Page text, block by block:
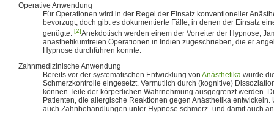
Operative Anwendung
Für Operationen wird in der Regel der Einsatz konventioneller
bevorzugt, doch gibt es dokumentierte Fälle, in denen der Einsatz
genügte.
[2]Anekdotisch werden einem der Vorreiter der Hypnose,
anästhetikumfreien Operationen in Indien zugeschrieben, die er
Hypnose durchführen konnte.
Zahnmedizinische Anwendung
Bereits vor der systematischen Entwicklung von Anästhetika wurde
Schmerzkontrolle eingesetzt. Vermutlich durch (kognitive)
können Teile der körperlichen Wahrnehmung ausgegrenzt werden.
Patienten, die allergische Reaktionen gegen Anästhetika entwickeln.
auch Zahnbehandlungen unter Hypnose schmerz- und damit auch